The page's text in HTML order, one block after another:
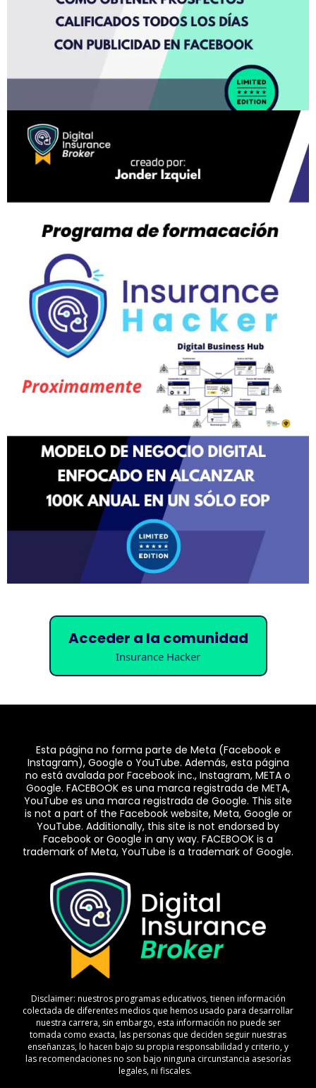
Acceder a la comunidad
Insurance Hacker
Esta página no forma parte de Meta (Facebook e
Instagram), Google o YouTube. Además, esta página
no está avalada por Facebook inc., Instagram, META o
Google. FACEBOOK es una marca registrada de META,
YouTube es una marca registrada de Google. This site
is not a part of the Facebook website, Meta, Google or
YouTube. Additionally, this site is not endorsed by
Facebook or Google in any way. FACEBOOK is a
trademark of Meta, YouTube is a trademark of Google.
Disclaimer: nuestros programas educativos, tienen información
colectada de diferentes medios que hemos usado para desarrollar
nuestra carrera, sin embargo, esta información no puede ser
tomada como exacta, las personas que deciden seguir nuestras
enseñanzas, lo hacen bajo su propia responsabilidad y criterio, y
las recomendaciones no son bajo ninguna circunstancia asesorías
legales, ni fiscales.